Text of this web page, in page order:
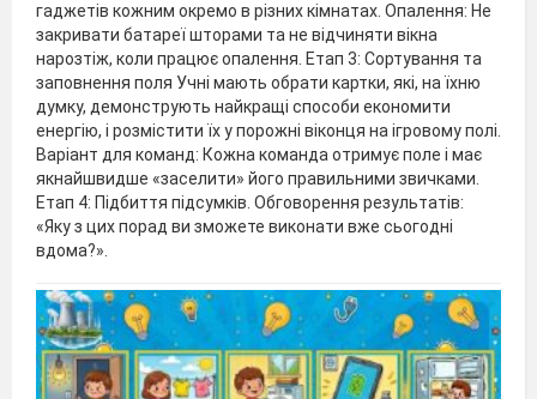
гаджетів кожним окремо в різних кімнатах. Опалення: Не
закривати батареї шторами та не відчиняти вікна
нарозтіж, коли працює опалення. Етап 3: Сортування та
заповнення поля Учні мають обрати картки, які, на їхню
думку, демонструють найкращі способи економити
енергію, і розмістити їх у порожні віконця на ігровому полі.
Варіант для команд: Кожна команда отримує поле і має
якнайшвидше «заселити» його правильними звичками.
Етап 4: Підбиття підсумків. Обговорення результатів:
«Яку з цих порад ви зможете виконати вже сьогодні
вдома?».